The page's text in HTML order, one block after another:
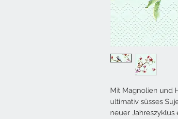
Mit Magnolien und
ultimativ süsses
neuer